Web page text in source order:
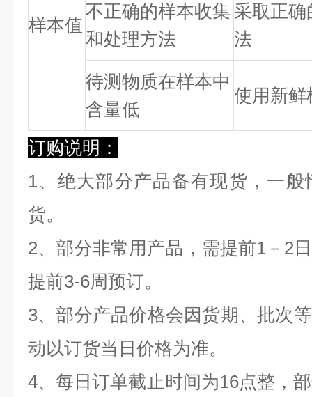
样本值
不正确的样本收集
和处理方法
采取正
法
待测物质在样本中
含量低
使用新鲜
订购说明：
1、绝大部分产品备有现货，一
货。
2、部分非常用产品，需提前1－2
提前3-6周预订。
3、部分产品价格会因货期、批次
动以订货当日价格为准。
4、每日订单截止时间为16点整，